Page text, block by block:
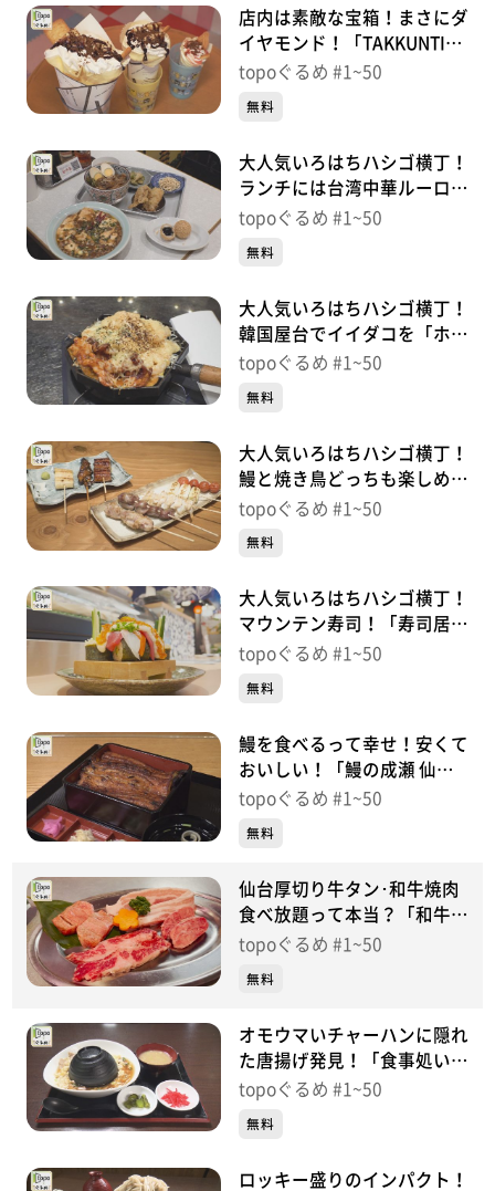
店内は素敵な宝箱！まさにダ
イヤモンド！「TAKKUNTI-
たっくんち-」（塩竈市尾島
topoぐるめ #1~50
無料
大人気いろはちハシゴ横丁！
ランチには台湾中華ルーロー
飯「台中香」（宮城野区榴
topoぐるめ #1~50
無料
大人気いろはちハシゴ横丁！
韓国屋台でイイダコを「ホン
デポチャ」（宮城野区榴岡）
topoぐるめ #1~50
無料
大人気いろはちハシゴ横丁！
鰻と焼き鳥どっちも楽しめる
「つね吉」（宮城野区榴岡）
topoぐるめ #1~50
無料
大人気いろはちハシゴ横丁！
マウンテン寿司！「寿司居酒
屋センダイ」（宮城野区榴
topoぐるめ #1~50
無料
鰻を食べるって幸せ！安くて
おいしい！「鰻の成瀬 仙台
一番町店」（青葉区一番町）
topoぐるめ #1~50
無料
仙台厚切り牛タン･和牛焼肉
食べ放題って本当？「和牛焼
肉ジョ〜カー。」（青葉区中
topoぐるめ #1~50
無料
オモウマいチャーハンに隠れ
た唐揚げ発見！「食事処いな
穂」（大和町吉田まほろば）
topoぐるめ #1~50
無料
ロッキー盛りのインパクト！